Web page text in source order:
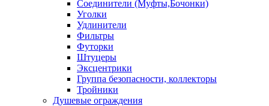
Соединители (Муфты,Бочонки)
Уголки
Удлинители
Фильтры
Футорки
Штуцеры
Эксцентрики
Группа безопасности, коллекторы
Тройники
Душевые ограждения